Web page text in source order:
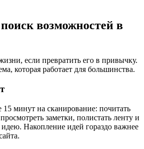
возможностей в
если превратить его в привычку.
которая работает для большинства.
минут на сканирование: почитать
заметки, полистать ленту и
идею. Накопление идей гораздо важнее